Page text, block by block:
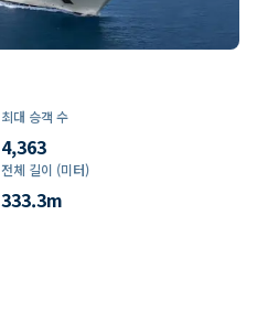
최대 승객 수
4,363
전체 길이 (미터)
333.3m